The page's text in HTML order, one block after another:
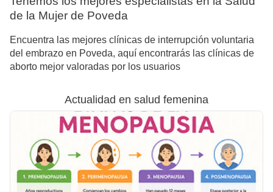
de la Mujer de Poveda
Encuentra las mejores clínicas de interrupción voluntaria
del embrazo en Poveda, aquí encontrarás las clínicas de
aborto mejor valoradas por los usuarios
Actualidad en salud femenina